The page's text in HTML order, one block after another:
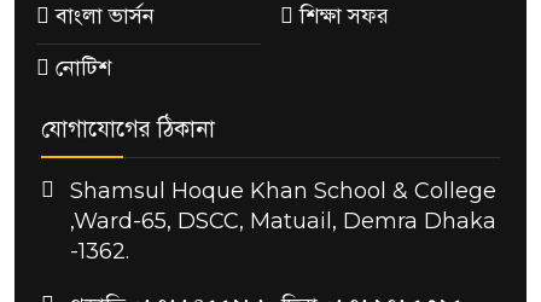
বাংলা ভার্সন
নোটিশ
শিক্ষা সফর
যোগাযোগের ঠিকানা
Shamsul Hoque Khan School & College
,Ward-65, DSCC, Matuail, Demra Dhaka
-1362.